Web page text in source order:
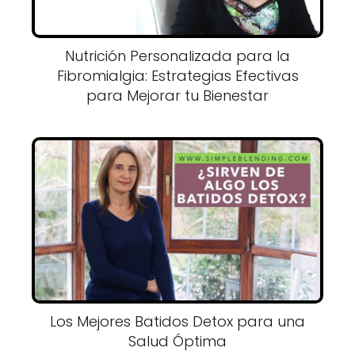
Nutrición Personalizada para la
Fibromialgia: Estrategias Efectivas
para Mejorar tu Bienestar
Los Mejores Batidos Detox para una
Salud Óptima